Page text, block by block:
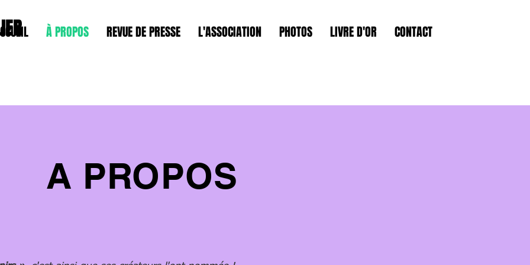
À PROPOS REVUE DE PRESSE L'ASSOCIATION PHOTOS LIVRE D'OR CONTACT
A PROPOS